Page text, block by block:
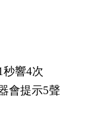
響4次
會提示5聲